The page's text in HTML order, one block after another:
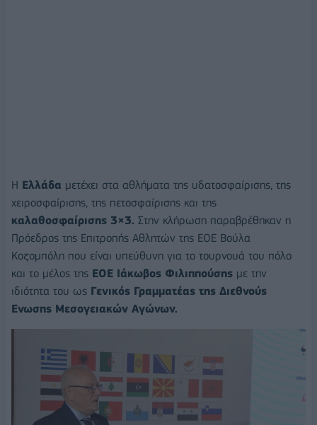
Η Ελλάδα μετέχει στα αθλήματα της υδατοσφαίρισης, της
χειροσφαίρισης, της πετοσφαίρισης και της
καλαθοσφαίρισης 3×3. Στην κλήρωση παραβρέθηκαν η
Πρόεδρος της Επιτροπής Αθλητών της ΕΟΕ Βούλα
Κοζομπόλη που είναι υπεύθυνη για το τουρνουά του πόλο
και το μέλος της ΕΟΕ Ιάκωβος Φιλιππούσης με την
ιδιότητα του ως Γενικός Γραμματέας της Διεθνούς
Ενωσης Μεσογειακών Αγώνων.